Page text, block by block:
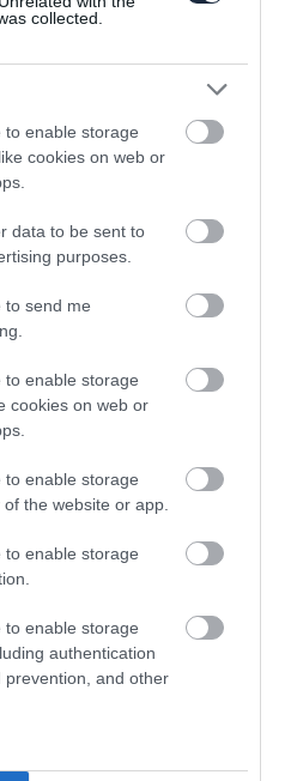
collected.
to enable storage
cookies on web or
data to be sent to
purposes.
to send me
to enable storage
cookies on web or
to enable storage
the website or app.
to enable storage
to enable storage
authentication
and other
az új Honda Civic
Civic
Civic